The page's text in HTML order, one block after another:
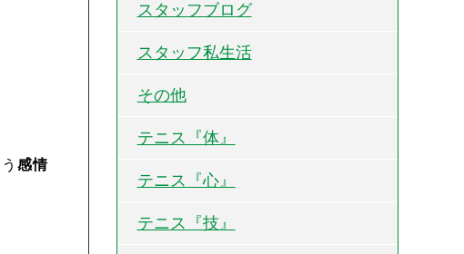
感情
スタッフブログ
スタッフ私生活
その他
テニス『体』
テニス『心』
テニス『技』